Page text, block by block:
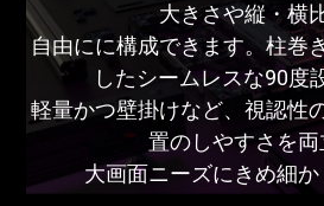
大きさや縦・横
自由にに構成できます。柱巻
したシームレスな90度
軽量かつ壁掛けなど、視認性
置のしやすさを両
大画面ニーズにきめ細か